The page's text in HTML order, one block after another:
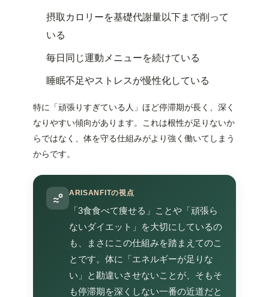
摂取カロリーを基礎代謝量以下まで削って
いる
毎日同じ運動メニューを続けている
睡眠不足やストレスが慢性化している
特に「頑張りすぎている人」ほど停滞期が長く、深く
なりやすい傾向があります。これは根性が足りないか
らではなく、体を守る仕組みがより強く働いてしまう
からです。
ARISANFITの視点
「3食食べて痩せる」ことや「頑張ら
ないダイエット」を大切にしているの
も、まさにこの仕組みを踏まえてのこ
とです。体に「エネルギーが足りな
い」と勘違いさせないことが、そもそ
も停滞期を深くしない一番の近道だと